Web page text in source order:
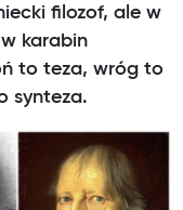
filozof, ale w
karabin
to teza, wróg to
synteza.